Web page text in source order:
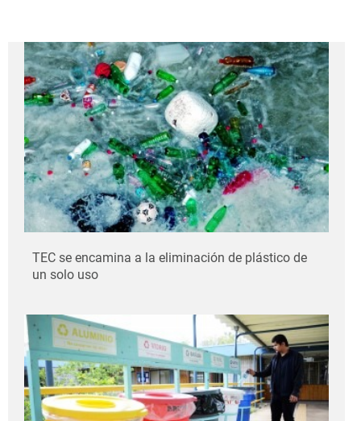
TEC se encamina a la eliminación de plástico de
un solo uso